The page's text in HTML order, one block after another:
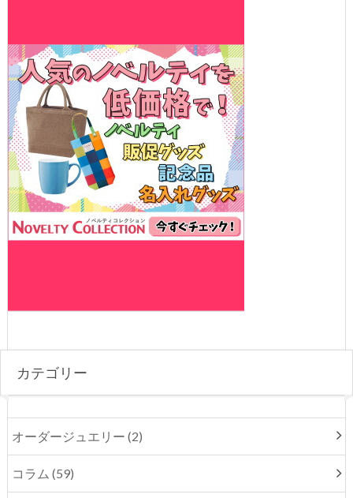
カテゴリー
オーダージュエリー (2)
コラム (59)